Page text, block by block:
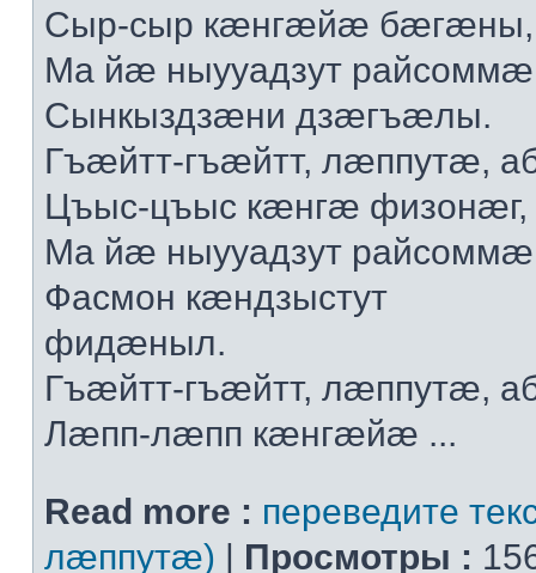
Сыр-сыр кæнгæйæ бæгæны,
Мa йæ ныууaдзут рaйсoммæ
Сынкыздзæни дзæгъæлы.
Гъæйтт-гъæйтт, лæппутæ,
Цъыс-цъыс кæнгæ физoнæг,
Мa йæ ныууaдзут рaйсoммæ
Фaсмoн кæндзыстут
фидæныл.
Гъæйтт-гъæйтт, лæппутæ,
Лæпп-лæпп кæнгæйæ ...
Read more : переведите
лæппутæ) | Просмотры :